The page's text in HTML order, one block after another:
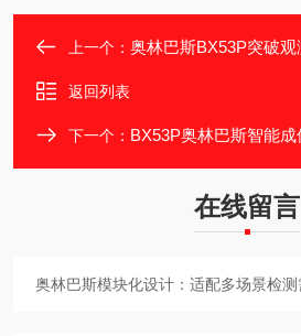
上一个： 奥林巴斯BX53P突破
返回列表
下一个： BX53P奥林巴斯智能成像
在线留言